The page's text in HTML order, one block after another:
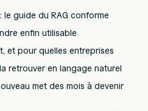
le guide du RAG conforme
enfin utilisable
et pour quelles entreprises
retrouver en langage naturel
met des mois à devenir